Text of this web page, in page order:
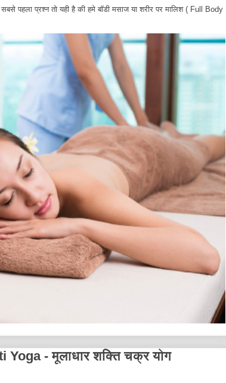
प्रश्न तो यही है की हमे बॉडी मसाज या शरीर पर मालिश ( Full Body
- मूलाधार शक्ति चक्र योग